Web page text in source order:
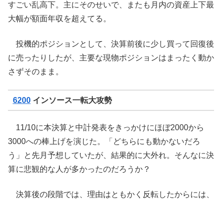
すごい乱高下。主にそのせいで、またも月内の資産上下最
大幅が額面年収を超えてる。
投機的ポジションとして、決算前後に少し買って回復後
に売ったりしたが、主要な現物ポジションはまったく動か
さずそのまま。
6200インソース一転大攻勢
11/10に本決算と中計発表をきっかけにほぼ2000から
3000への棒上げを演じた。「どちらにも動かないだろ
う」と先月予想していたが、結果的に大外れ。そんなに決
算に悲観的な人が多かったのだろうか？
決算後の段階では、理由はともかく反転したからには、